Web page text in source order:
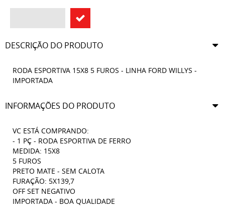
DESCRIÇÃO DO PRODUTO
RODA ESPORTIVA 15X8 5 FUROS - LINHA FORD WILLYS -
IMPORTADA
INFORMAÇÕES DO PRODUTO
VC ESTÁ COMPRANDO:
- 1 PÇ - RODA ESPORTIVA DE FERRO
MEDIDA: 15X8
5 FUROS
PRETO MATE - SEM CALOTA
FURAÇÃO: 5X139,7
OFF SET NEGATIVO
IMPORTADA - BOA QUALIDADE